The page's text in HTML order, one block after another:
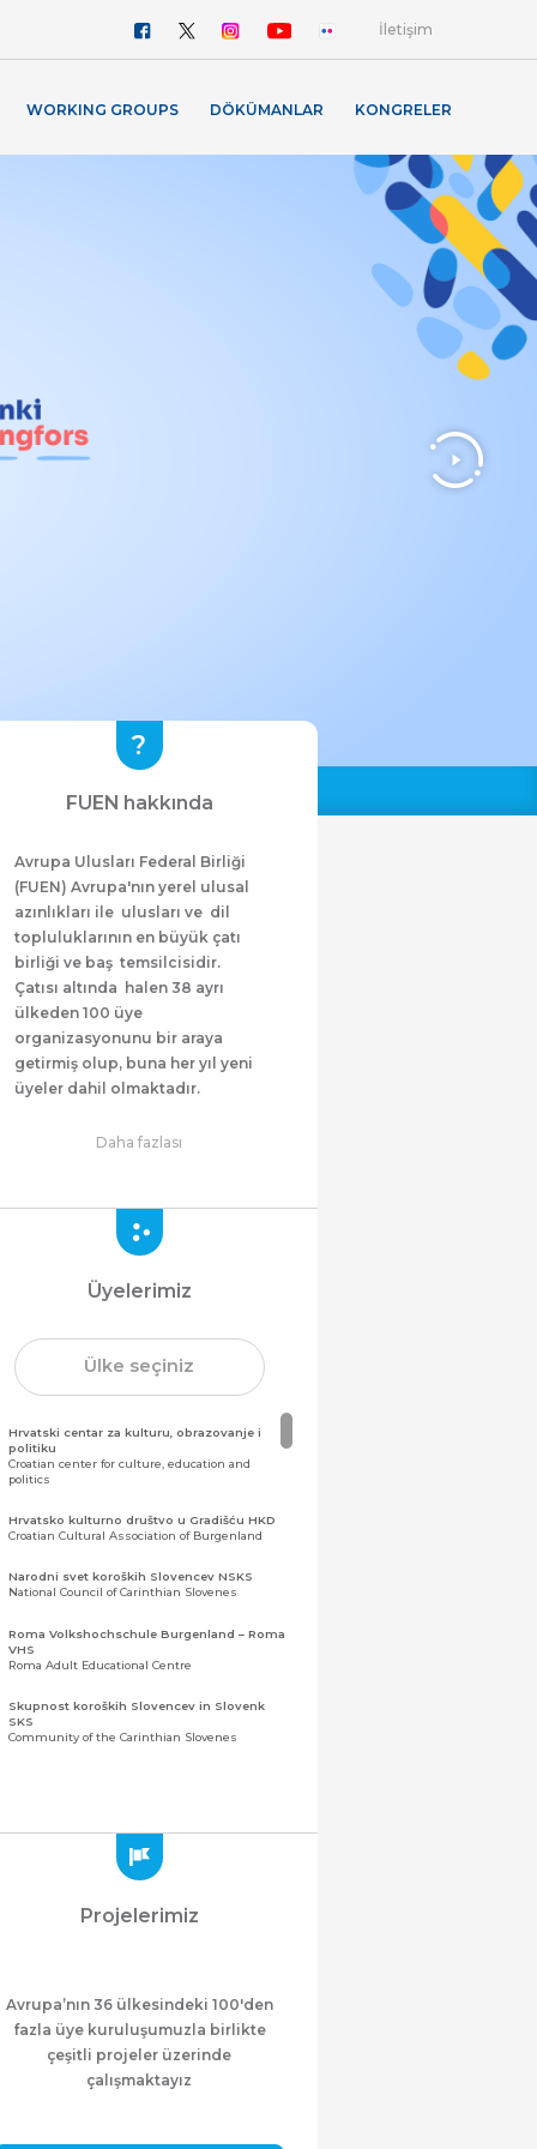
İletişim
WORKING GROUPS DÖKÜMANLAR KONGRELER
FUEN hakkında
Avrupa Ulusları Federal Birliği
(FUEN) Avrupa'nın yerel ulusal
azınlıkları ile ulusları ve dil
topluluklarının en büyük çatı
birliği ve baş temsilcisidir.
Çatısı altında halen 38 ayrı
ülkeden 100 üye
organizasyonunu bir araya
getirmiş olup, buna her yıl yeni
üyeler dahil olmaktadır.
Daha fazlası
Üyelerimiz
Ülke seçiniz
Hrvatski centar za kulturu, obrazovanje i
politiku
Croatian center for culture, education and
politics
Hrvatsko kulturno društvo u Gradišću HKD
Croatian Cultural Association of Burgenland
Narodni svet koroških Slovencev NSKS
National Council of Carinthian Slovenes
Roma Volkshochschule Burgenland – Roma
VHS
Roma Adult Educational Centre
Skupnost koroških Slovencev in Slovenk
SKS
Community of the Carinthian Slovenes
Zajednica Crnogoraca u Albaniji “ZCGA” -
Meshet Türkleri Cemiyeti Azerbaycan’da
“VATAN”
"Vatan" Public Union of Ahiska Turks living in
Azerbaijan
Projelerimiz
Avrupa’nın 36 ülkesindeki 100'den
fazla üye kuruluşumuzla birlikte
çeşitli projeler üzerinde
çalışmaktayız